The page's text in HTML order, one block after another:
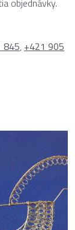
objednávky.
845, +421 905